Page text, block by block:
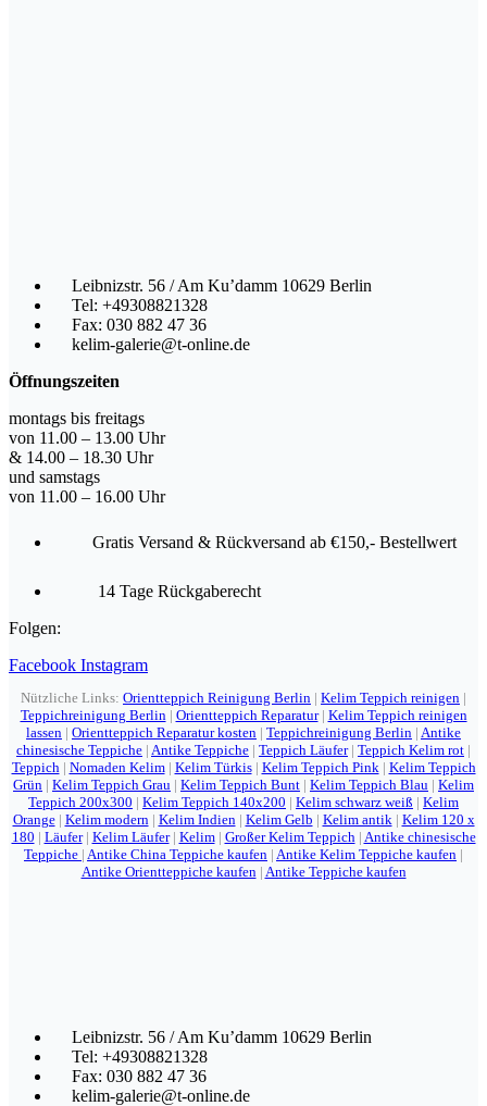
Leibnizstr. 56 / Am Ku’damm 10629 Berlin
Tel: +49308821328
Fax: 030 882 47 36
kelim-galerie@t-online.de
Öffnungszeiten
montags bis freitags
von 11.00 – 13.00 Uhr
& 14.00 – 18.30 Uhr
und samstags
von 11.00 – 16.00 Uhr
Gratis Versand & Rückversand ab €150,- Bestellwert
14 Tage Rückgaberecht
Folgen:
Facebook Instagram
Nützliche Links: Orientteppich Reinigung Berlin | Kelim Teppich reinigen |
Teppichreinigung Berlin | Orientteppich Reparatur| Kelim Teppich reinigen
lassen | Orientteppich Reparatur kosten | Teppichreinigung Berlin | Antike
chinesische Teppiche | Antike Teppiche | Teppich Läufer| Teppich Kelim rot |
Teppich | Nomaden Kelim| Kelim Türkis| Kelim Teppich Pink | Kelim Teppich
Grün | Kelim Teppich Grau | Kelim Teppich Bunt | Kelim Teppich Blau | Kelim
Teppich 200x300 | Kelim Teppich 140x200 | Kelim schwarz weiß | Kelim
Orange| Kelim modern | Kelim Indien | Kelim Gelb | Kelim antik | Kelim 120 x
180 | Läufer| Kelim Läufer| Kelim| Großer Kelim Teppich | Antike chinesische
Teppiche | Antike China Teppiche kaufen | Antike Kelim Teppiche kaufen |
Antike Orientteppiche kaufen | Antike Teppiche kaufen
Leibnizstr. 56 / Am Ku’damm 10629 Berlin
Tel: +49308821328
Fax: 030 882 47 36
kelim-galerie@t-online.de